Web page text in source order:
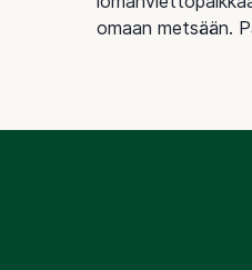
omaan metsään.